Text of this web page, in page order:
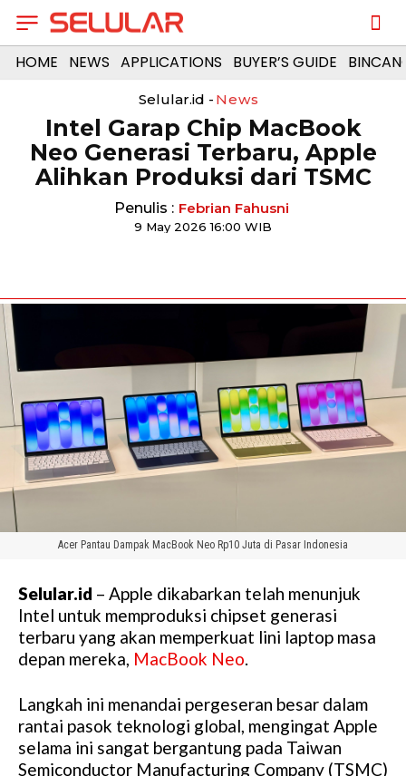
HOME NEWS APPLICATIONS BUYER’S GUIDE
Selular.id - News
Intel Garap Chip MacBook
Neo Generasi Terbaru, Apple
Alihkan Produksi dari TSMC
Penulis : Febrian Fahusni
9 May 2026 16:00 WIB
Acer Pantau Dampak MacBook Neo Rp10 Juta di Pasar Indonesia
Selular.id – Apple dikabarkan telah menunjuk
Intel untuk memproduksi chipset generasi
terbaru yang akan memperkuat lini laptop masa
depan mereka, MacBook Neo.
Langkah ini menandai pergeseran besar dalam
rantai pasok teknologi global, mengingat Apple
selama ini sangat bergantung pada Taiwan
Semiconductor Manufacturing Company (TSMC)